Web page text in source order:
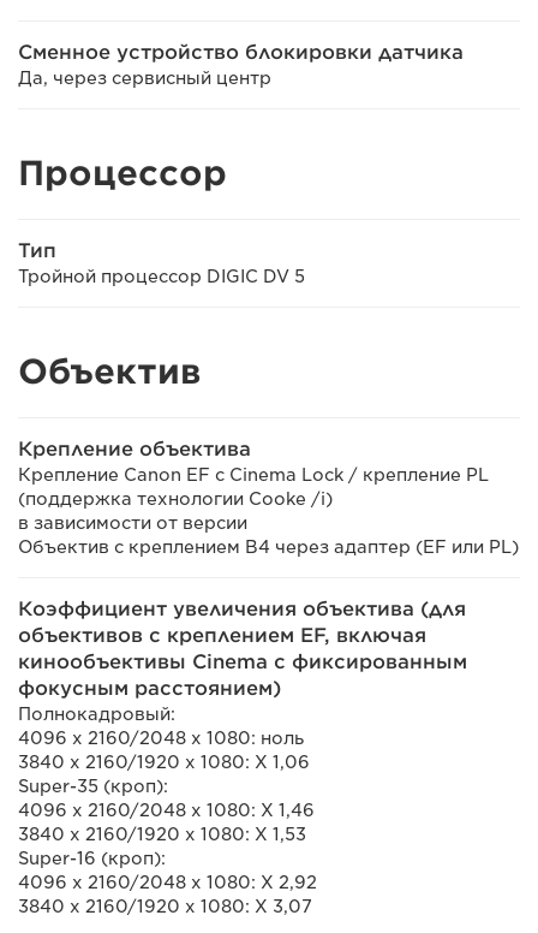
Сменное устройство блокировки датчика
Да, через сервисный центр
Процессор
Тип
Тройной процессор DIGIC DV 5
Объектив
Крепление объектива
Крепление Canon EF с Cinema Lock / крепление PL
(поддержка технологии Cooke /i)
в зависимости от версии
Объектив с креплением B4 через адаптер (EF или PL)
Коэффициент увеличения объектива (для
объективов с креплением EF, включая
кинообъективы Cinema с фиксированным
фокусным расстоянием)
Полнокадровый:
4096 x 2160/2048 x 1080: ноль
3840 x 2160/1920 x 1080: X 1,06
Super-35 (кроп):
4096 x 2160/2048 x 1080: X 1,46
3840 x 2160/1920 x 1080: X 1,53
Super-16 (кроп):
4096 x 2160/2048 x 1080: X 2,92
3840 x 2160/1920 x 1080: X 3,07